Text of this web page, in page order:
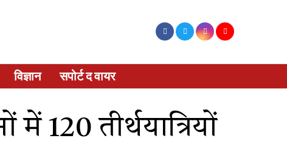
विज्ञान सपोर्ट द वायर
120 तीर्थयात्रियों